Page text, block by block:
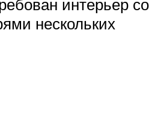
интерьер со
нескольких